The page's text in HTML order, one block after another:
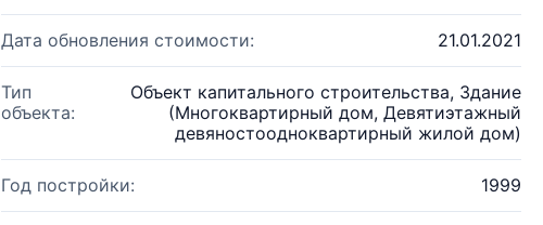
Дата обновления стоимости: 21.01.2021
Тип
объекта:
Объект капитального строительства, Здание
(Многоквартирный дом, Девятиэтажный
девяностоодноквартирный жилой дом)
Год постройки: 1999